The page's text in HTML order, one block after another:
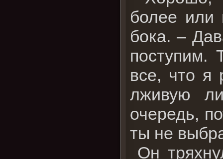
более или
бока. –
поступим.
все, что я
лживую
очередь,
ты не
Он